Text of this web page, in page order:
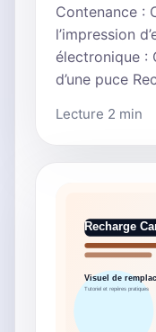
Contenance :
l’impression
électronique :
d’une puce
Lecture 2 min